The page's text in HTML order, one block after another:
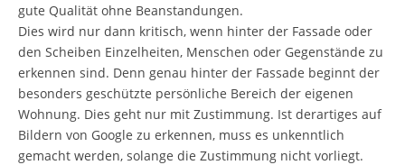
gute Qualität ohne Beanstandungen.
Dies wird nur dann kritisch, wenn hinter der Fassade oder
den Scheiben Einzelheiten, Menschen oder Gegenstände zu
erkennen sind. Denn genau hinter der Fassade beginnt der
besonders geschützte persönliche Bereich der eigenen
Wohnung. Dies geht nur mit Zustimmung. Ist derartiges auf
Bildern von Google zu erkennen, muss es unkenntlich
gemacht werden, solange die Zustimmung nicht vorliegt.